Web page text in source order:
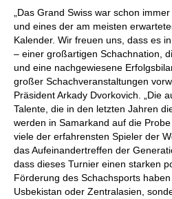
„Das Grand Swiss war schon
und eines der am meisten
Kalender. Wir freuen uns, dass es
– einer großartigen Schachnation,
und eine nachgewiesene
großer Schachveranstaltungen
Präsident Arkady Dvorkovich. „Die
Talente, die in den letzten Jahren
werden in Samarkand auf die
viele der erfahrensten Spieler der
das Aufeinandertreffen der
dass dieses Turnier einen starken
Förderung des Schachsports
Usbekistan oder Zentralasien,